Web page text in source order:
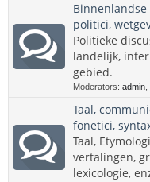
politici,
Politieke
landelijk,
gebied.
Moderators: admin
Taal,
fonetici,
Taal,
vertalingen,
lexicologie,